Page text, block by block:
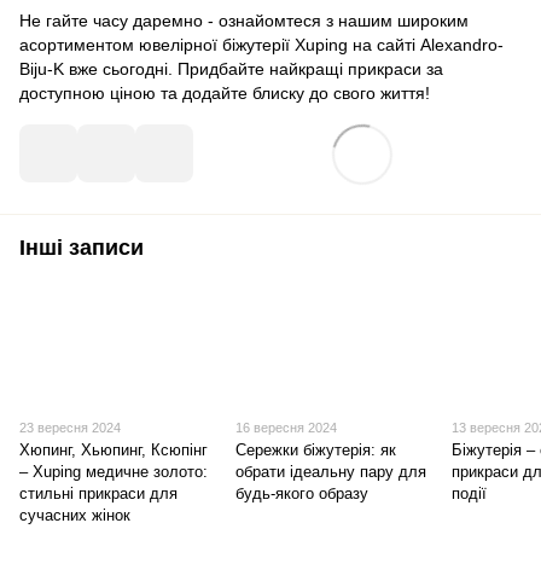
Не гайте часу даремно - ознайомтеся з нашим широким
асортиментом ювелірної біжутерії Xuping на сайті Alexandro-
Biju-K вже сьогодні. Придбайте найкращі прикраси за
доступною ціною та додайте блиску до свого життя!
Інші записи
23 вересня 2024
Хюпинг, Хьюпинг, Ксюпінг
– Xuping медичне золото:
стильні прикраси для
сучасних жінок
16 вересня 2024
Сережки біжутерія: як
обрати ідеальну пару для
будь-якого образу
13 вересня
Біжутерія –
прикраси
події